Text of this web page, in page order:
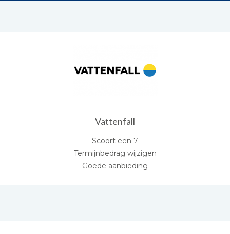
Vattenfall
Scoort een 7
Termijnbedrag wijzigen
Goede aanbieding